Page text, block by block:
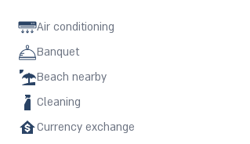
Air conditioning
Banquet
Beach nearby
Cleaning
Currency exchange